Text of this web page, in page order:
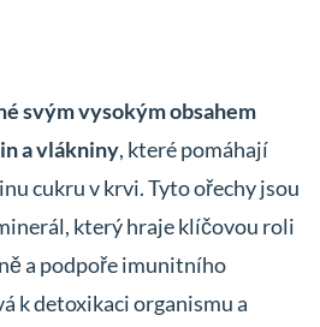
svým vysokým obsahem
a vlákniny, které pomáhají
cukru v krvi. Tyto ořechy jsou
který hraje klíčovou roli
a podpoře imunitního
k detoxikaci organismu a